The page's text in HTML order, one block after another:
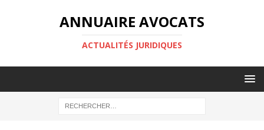
ANNUAIRE AVOCATS
ACTUALITÉS JURIDIQUES